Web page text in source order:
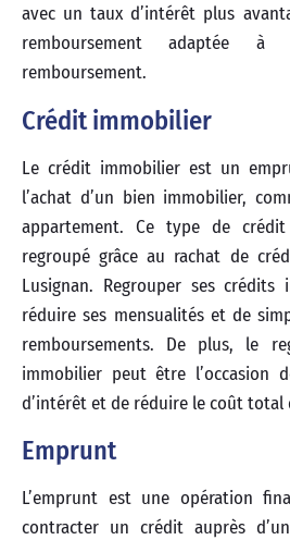
avec un taux d’intérêt plus
remboursement adaptée
remboursement.
Crédit immobilier
Le crédit immobilier est un
l’achat d’un bien immobilier,
appartement. Ce type de
regroupé grâce au rachat de
Lusignan. Regrouper ses
réduire ses mensualités et de
remboursements. De plus, le
immobilier peut être l’occasion
d’intérêt et de réduire le coût total
Emprunt
L’emprunt est une opération
contracter un crédit auprès